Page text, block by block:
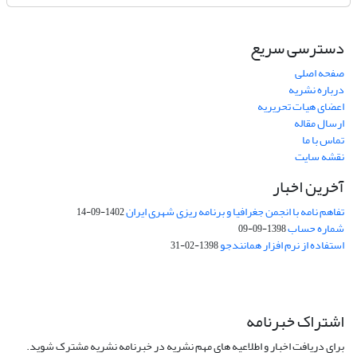
دسترسی سریع
صفحه اصلی
درباره نشریه
اعضای هیات تحریریه
ارسال مقاله
تماس با ما
نقشه سایت
آخرین اخبار
تفاهم نامه با انجمن جغرافیا و برنامه ریزی شهری ایران1402-09-14
شماره حساب1398-09-09
استفاده از نرم افزار همانندجو1398-02-31
اشتراک خبرنامه
برای دریافت اخبار و اطلاعیه های مهم نشریه در خبرنامه نشریه مشترک شوید.